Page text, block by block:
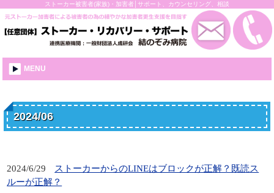
ストーカー被害者(家族)・加害者│サポート、カウンセリング、相談
MENU
2024/06
2024/6/29
ストーカーからのLINEはブロックが正解？既読ス
ルーが正解？